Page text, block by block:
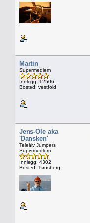
Martin
Supermedlem
Innlegg: 12506
Bosted: vestfold
Jens-Ole aka
'Dansken'
Telehiv Jumpers
Supermedlem
Innlegg: 4302
Bosted: Tønsberg